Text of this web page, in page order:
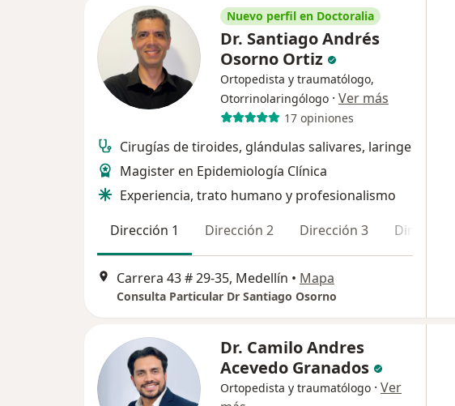
Nuevo perfil en Doctoralia
Dr. Santiago Andrés
Osorno Ortiz
Ortopedista y traumatólogo,
Otorrinolaringólogo · Ver más
17 opiniones
Cirugías de tiroides, glándulas salivares, laringe
Magister en Epidemiología Clínica
Experiencia, trato humano y profesionalismo
Dirección 1
Dirección 2 Dirección 3 Dirección 4
Carrera 43 # 29-35, Medellín • Mapa
Consulta Particular Dr Santiago Osorno
Dr. Camilo Andres
Acevedo Granados
Ortopedista y traumatólogo · Ver